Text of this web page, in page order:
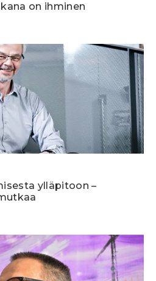
on ihminen
ylläpitoon –